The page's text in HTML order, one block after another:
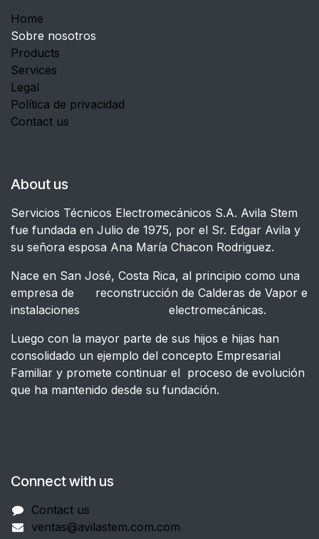
Home
Sobre nosotros
Products
Services
Legal
Política de privacidad
Contact us
About us
Servicios Técnicos Electromecánicos S.A. Avila Stem
fue fundada en Julio de 1975, por el Sr. Edgar Avila y
su señora esposa Ana María Chacon Rodriguez.
Nace en San José, Costa Rica, al principio como una
empresa de reconstrucción de Calderas de Vapor e
instalaciones electromecánicas.
Luego con la mayor parte de sus hijos e hijas han
consolidado un ejemplo del concepto Empresarial
Familiar y promete continuar el proceso de evolución
que ha mantenido desde su fundación.
Connect with us
Contact us
ventas@avilastem.com.com